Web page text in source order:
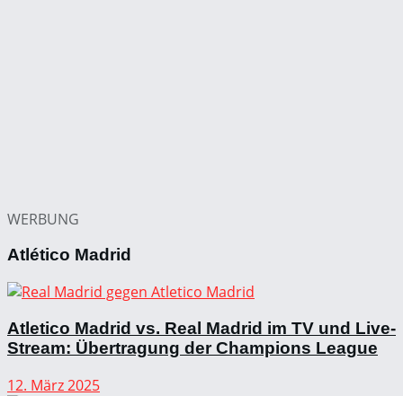
WERBUNG
Atlético Madrid
Atletico Madrid vs. Real Madrid im TV und Live-
Stream: Übertragung der Champions League
12. März 2025